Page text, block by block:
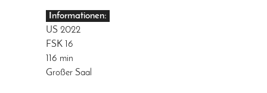
Informationen:
US 2022
FSK 16
116 min
Großer Saal